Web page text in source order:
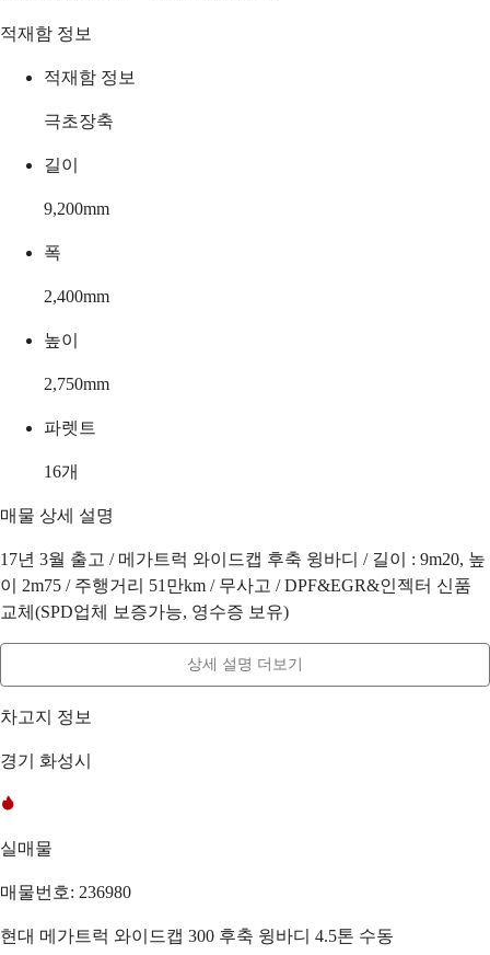
적재함 정보
적재함 정보
극초장축
길이
9,200mm
폭
2,400mm
높이
2,750mm
파렛트
16개
매물 상세 설명
17년 3월 출고 / 메가트럭 와이드캡 후축 윙바디 / 길이 : 9m20, 높
이 2m75 / 주행거리 51만km / 무사고 / DPF&EGR&인젝터 신품
교체(SPD업체 보증가능, 영수증 보유)
상세 설명 더보기
차고지 정보
경기 화성시
실매물
매물번호: 236980
현대 메가트럭 와이드캡 300 후축 윙바디 4.5톤 수동